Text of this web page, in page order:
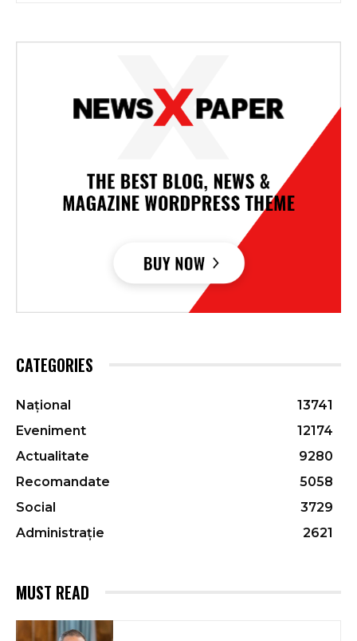
CATEGORIES
Național
13741
Eveniment
12174
Actualitate
9280
Recomandate
5058
Social
3729
Administrație
2621
MUST READ